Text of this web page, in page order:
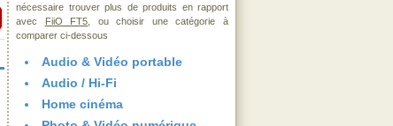
nécessaire trouver plus de produits en rapport
avec
FiiO FT5 , ou choisir une catégorie à
comparer ci-dessous
Audio & Vidéo portable
Audio / Hi-Fi
Home cinéma